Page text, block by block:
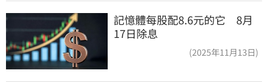
記憶體每股配8.6元的它 8月
17日除息
(2025年11月13日)